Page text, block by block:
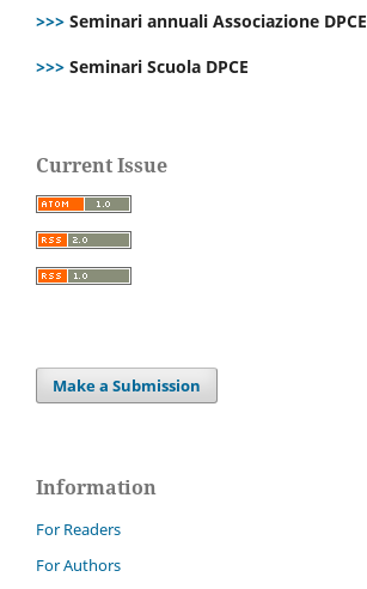
>>> Seminari annuali Associazione DPCE
>>> Seminari Scuola DPCE
Current Issue
Make a Submission
Information
For Readers
For Authors